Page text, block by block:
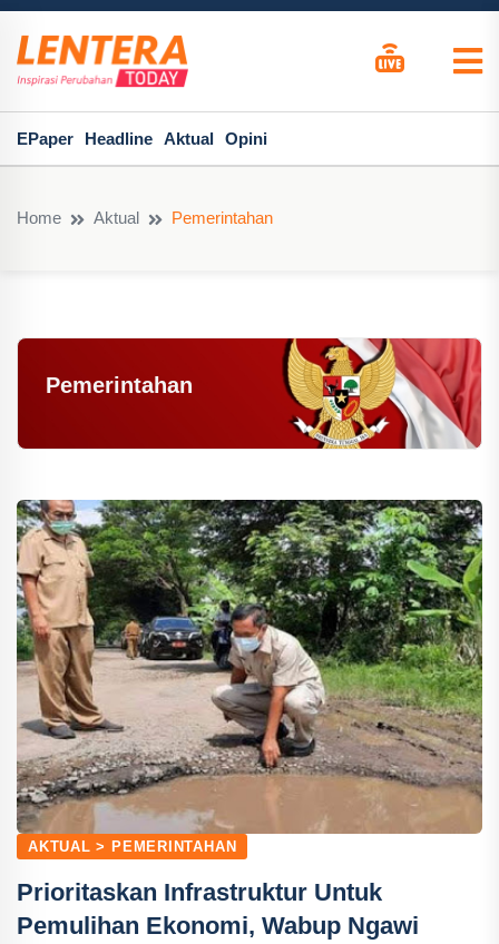
EPaper Headline Aktual Opini
Home Aktual Pemerintahan
Pemerintahan
AKTUAL > PEMERINTAHAN
Prioritaskan Infrastruktur Untuk
Pemulihan Ekonomi, Wabup Ngawi